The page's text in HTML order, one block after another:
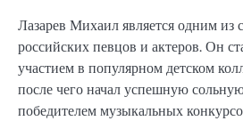
Лазарев Михаил является одним из
российских певцов и актеров. Он
участием в популярном детском
после чего начал успешную
победителем музыкальных